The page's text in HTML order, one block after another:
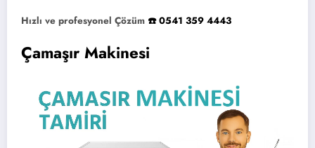
Hızlı ve profesyonel Çözüm ☎️ 0541 359 4443
Çamaşır Makinesi